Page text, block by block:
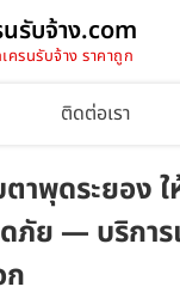
นรับจ้าง.com
ครนรับจ้าง ราคาถูก
ติดต่อเรา
าพุดระยอง
ภัย — บริกา